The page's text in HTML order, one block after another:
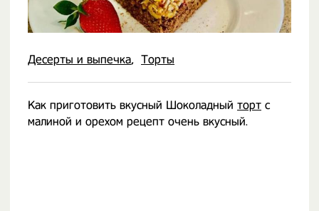
Десерты и выпечка Торты
Как приготовить вкусный Шоколадный торт с
малиной и орехом рецепт очень вкусный.